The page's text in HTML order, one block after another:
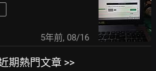
5年前, 08/16
期熱門文章 >>